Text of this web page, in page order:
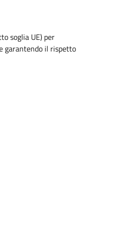
soglia UE) per
garantendo il rispetto